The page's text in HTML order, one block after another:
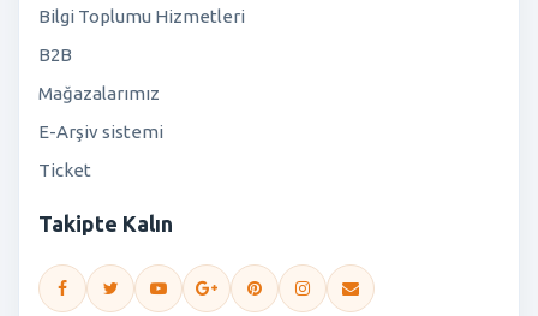
Bilgi Toplumu Hizmetleri
B2B
Mağazalarımız
E-Arşiv sistemi
Ticket
Takipte Kalın